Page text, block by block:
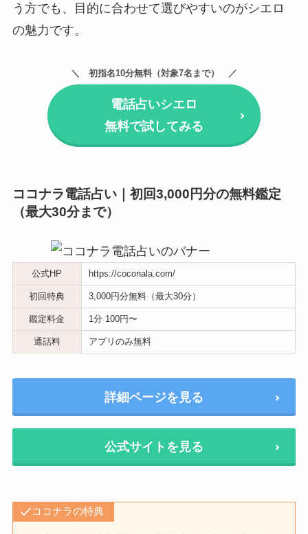
う方でも、目的に合わせて選びやすいのがシエロ
の魅力です。
初指名10分無料（対象7名まで）
電話占いシエロ
無料で試してみる
ココナラ電話占い｜初回3,000円分の無料鑑定
（最大30分まで）
公式HP https://coconala.com/
初回特典 3,000円分無料（最大30分）
鑑定料金 1分 100円〜
通話料 アプリのみ無料
詳細ページを見る
公式サイトを見る
ココナラの特典